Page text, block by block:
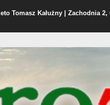
Tomasz Kałużny | Zachodnia 2,